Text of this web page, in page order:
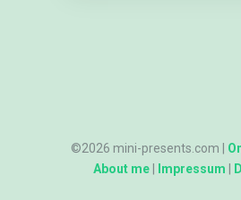
©2026 mini-presents.com |
About me| Impressum